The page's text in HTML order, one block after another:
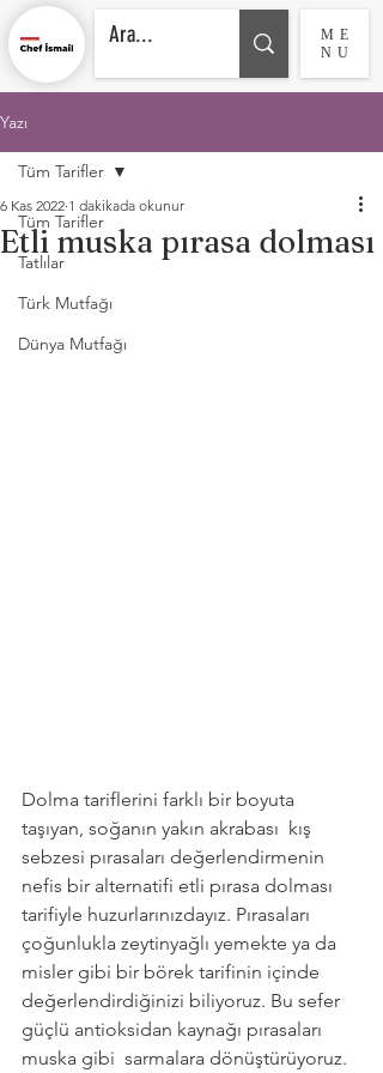
ME
NU
Yazı
Tüm Tarifler
Tatlılar
Türk Mutfağı
Dünya Mutfağı
Tüm Tarifler
Etli muska pırasa dolması
6 Kas 2022 1 dakikada okunur
Dolma tariflerini farklı bir boyuta
taşıyan, soğanın yakın akrabası  kış
sebzesi pırasaları değerlendirmenin
nefis bir alternatifi etli pırasa dolması
tarifiyle huzurlarınızdayız. Pırasaları
çoğunlukla zeytinyağlı yemekte ya da
misler gibi bir börek tarifinin içinde
değerlendirdiğinizi biliyoruz. Bu sefer
güçlü antioksidan kaynağı pırasaları
muska gibi  sarmalara dönüştürüyoruz.